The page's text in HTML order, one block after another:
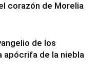
corazón de Morelia
de los
apócrifa de la niebla